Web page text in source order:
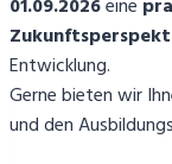
01.09.2026eine
Entwicklung.
Gerne bieten wir
und den